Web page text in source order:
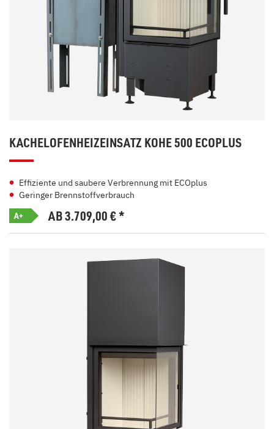
KACHELOFENHEIZEINSATZ KOHE 500 ECOPLUS
Effiziente und saubere Verbrennung mit ECOplus
Geringer Brennstoffverbrauch
A+ AB 3.709,00€*